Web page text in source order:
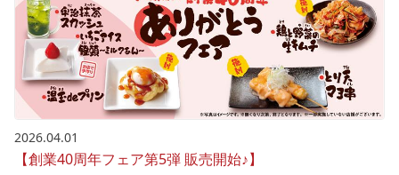
2026.04.01
【創業40周年フェア第5弾 販売開始♪】